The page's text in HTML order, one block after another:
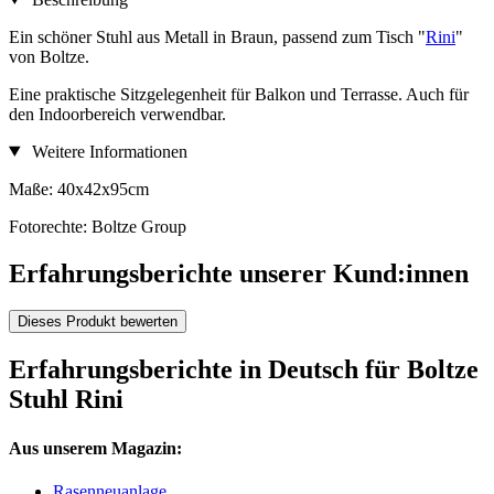
Ein schöner Stuhl aus Metall in Braun, passend zum Tisch "Rini"
von Boltze.
Eine praktische Sitzgelegenheit für Balkon und Terrasse. Auch für
den Indoorbereich verwendbar.
Weitere Informationen
Maße: 40x42x95cm
Fotorechte: Boltze Group
Erfahrungsberichte unserer Kund:innen
Dieses Produkt bewerten
Erfahrungsberichte in Deutsch für Boltze
Stuhl Rini
Aus unserem Magazin: